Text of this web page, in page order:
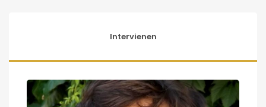
Intervienen